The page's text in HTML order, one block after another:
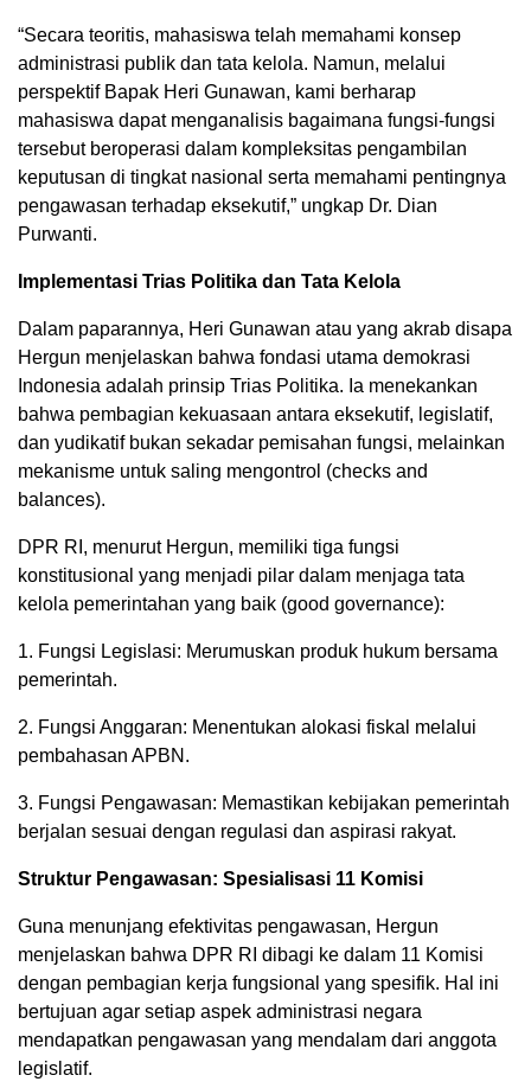
“Secara teoritis, mahasiswa telah memahami konsep
administrasi publik dan tata kelola. Namun, melalui
perspektif Bapak Heri Gunawan, kami berharap
mahasiswa dapat menganalisis bagaimana fungsi-fungsi
tersebut beroperasi dalam kompleksitas pengambilan
keputusan di tingkat nasional serta memahami pentingnya
pengawasan terhadap eksekutif,” ungkap Dr. Dian
Purwanti.
Implementasi Trias Politika dan Tata Kelola
Dalam paparannya, Heri Gunawan atau yang akrab disapa
Hergun menjelaskan bahwa fondasi utama demokrasi
Indonesia adalah prinsip Trias Politika. Ia menekankan
bahwa pembagian kekuasaan antara eksekutif, legislatif,
dan yudikatif bukan sekadar pemisahan fungsi, melainkan
mekanisme untuk saling mengontrol (checks and
balances).
DPR RI, menurut Hergun, memiliki tiga fungsi
konstitusional yang menjadi pilar dalam menjaga tata
kelola pemerintahan yang baik (good governance):
1. Fungsi Legislasi: Merumuskan produk hukum bersama
pemerintah.
2. Fungsi Anggaran: Menentukan alokasi fiskal melalui
pembahasan APBN.
3. Fungsi Pengawasan: Memastikan kebijakan pemerintah
berjalan sesuai dengan regulasi dan aspirasi rakyat.
Struktur Pengawasan: Spesialisasi 11 Komisi
Guna menunjang efektivitas pengawasan, Hergun
menjelaskan bahwa DPR RI dibagi ke dalam 11 Komisi
dengan pembagian kerja fungsional yang spesifik. Hal ini
bertujuan agar setiap aspek administrasi negara
mendapatkan pengawasan yang mendalam dari anggota
legislatif.